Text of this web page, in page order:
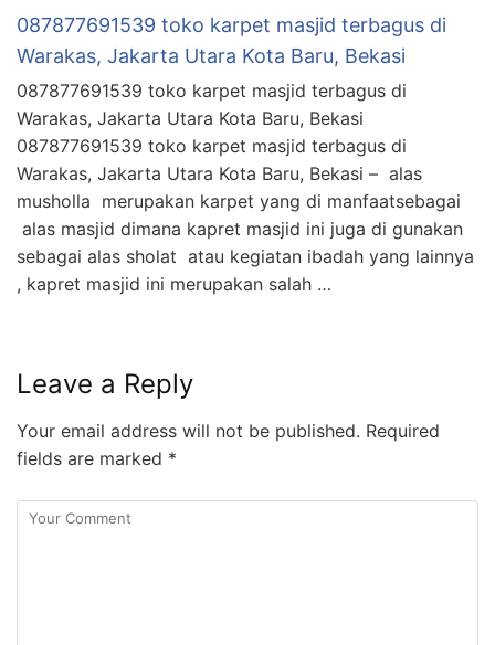
087877691539 toko karpet masjid terbagus di
Warakas, Jakarta Utara Kota Baru, Bekasi
087877691539 toko karpet masjid terbagus di
Warakas, Jakarta Utara Kota Baru, Bekasi
087877691539 toko karpet masjid terbagus di
Warakas, Jakarta Utara Kota Baru, Bekasi – alas
musholla merupakan karpet yang di manfaatsebagai
alas masjid dimana kapret masjid ini juga di gunakan
sebagai alas sholat atau kegiatan ibadah yang lainnya
, kapret masjid ini merupakan salah …
Leave a Reply
Your email address will not be published. Required
fields are marked *